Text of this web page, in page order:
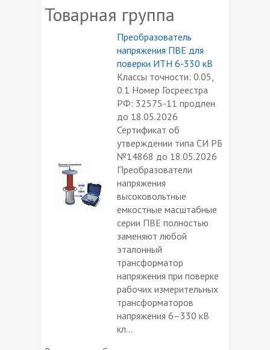
Товарная группа
Преобразователь
напряжения ПВЕ для
поверки ИТН 6-330 кВ
Классы точности: 0.05,
0.1 Номер Госреестра
РФ: 32575-11 продлен
до 18.05.2026
Сертификат об
утверждении типа СИ РБ
№14868 до 18.05.2026
Преобразователи
напряжения
высоковольтные
емкостные масштабные
серии ПВЕ полностью
заменяют любой
эталонный
трансформатор
напряжения при поверке
рабочих измерительных
трансформаторов
напряжения 6–330 кВ
кл...